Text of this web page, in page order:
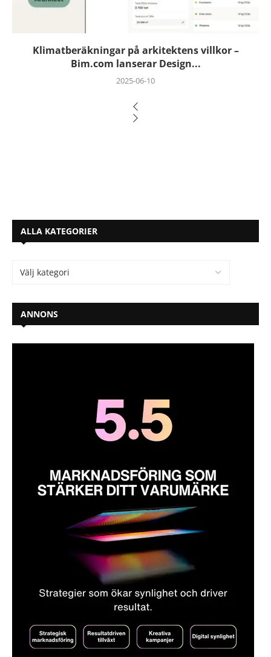
Klimatberäkningar på arkitektens villkor –
Bim.com lanserar Design...
2025-06-10
ALLA KATEGORIER
ANNONS